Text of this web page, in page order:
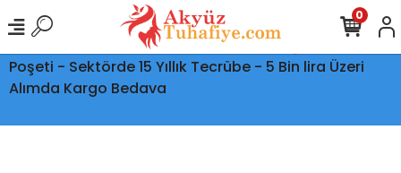
Ptt Kargo İle Tüm Türkiye'ye Teslimat - Şeffaf Kargo
Poşeti - Sektörde 15 Yıllık Tecrübe - 5 Bin lira Üzeri
Alımda Kargo Bedava
0